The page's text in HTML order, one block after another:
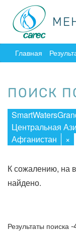
Главная
ПОИСК
Центральная
Афганистан
×
К сожалению, на
найдено.
Результаты поиска -